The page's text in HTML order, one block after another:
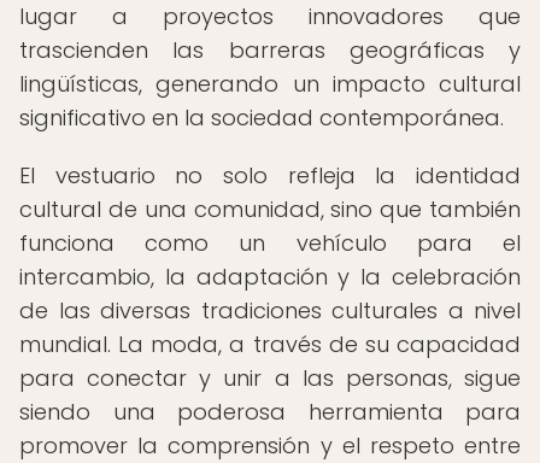
lugar a proyectos innovadores que
trascienden las barreras geográficas y
lingüísticas, generando un impacto cultural
significativo en la sociedad contemporánea.
El vestuario no solo refleja la identidad
cultural de una comunidad, sino que también
funciona como un vehículo para el
intercambio, la adaptación y la celebración
de las diversas tradiciones culturales a nivel
mundial. La moda, a través de su capacidad
para conectar y unir a las personas, sigue
siendo una poderosa herramienta para
promover la comprensión y el respeto entre